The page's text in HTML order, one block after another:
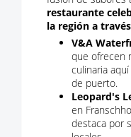
restaurante
la región a
V&A
que ofrecen
culinaria
de puerto.
Leopard's
en
destaca por